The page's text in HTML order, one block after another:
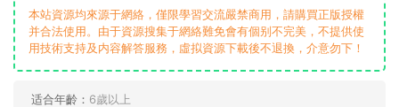
本站資源均來源于網絡，僅限學習交流嚴禁商用，請購買正版授權
并合法使用。由于資源搜集于網絡難免會有個别不完美，不提供使
用技術支持及内容解答服務，虛拟資源下載後不退換，介意勿下！
适合年齡： 6歲以上